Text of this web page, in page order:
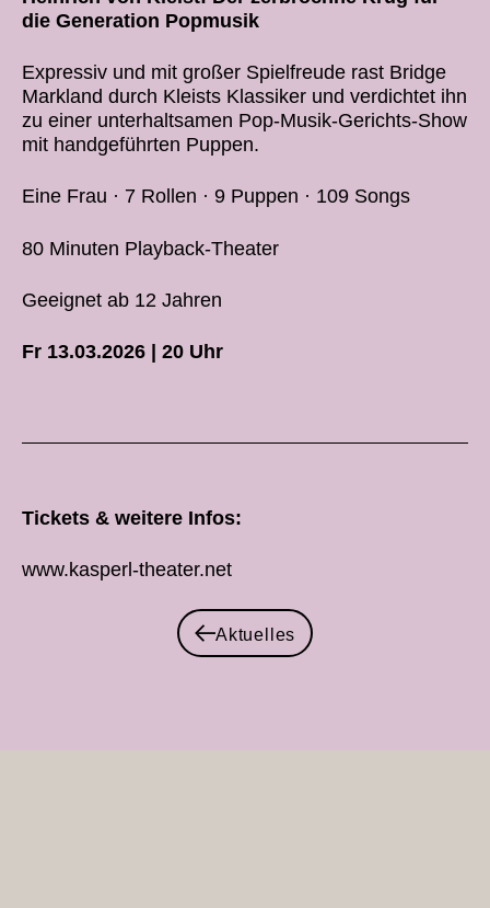
die Generation Popmusik
Expressiv und mit großer Spielfreude rast Bridge
Markland durch Kleists Klassiker und verdichtet ihn
zu einer unterhaltsamen Pop-Musik-Gerichts-Show
mit handgeführten Puppen.
Eine Frau · 7 Rollen · 9 Puppen · 109 Songs
80 Minuten Playback-Theater
Geeignet ab 12 Jahren
Fr 13.03.2026 | 20 Uhr
Tickets & weitere Infos:
www.kasperl-theater.net
Aktuelles